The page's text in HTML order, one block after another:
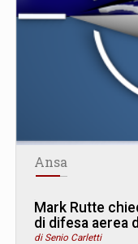
Ansa
Mark Rutte
di difesa aerea
di Senio Carletti